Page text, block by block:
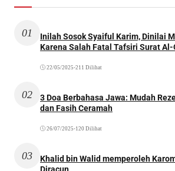
01
Inilah Sosok Syaiful Karim, Dinilai
Karena Salah Fatal Tafsiri Surat
22/05/2025 •211 Dilihat
02
3 Doa Berbahasa Jawa: Mudah
dan Fasih Ceramah
26/07/2025 •120 Dilihat
03
Khalid bin Walid memperoleh